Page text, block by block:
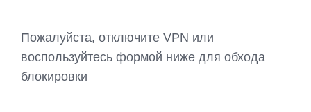
Пожалуйста, отключите VPN или
воспользуйтесь формой ниже для обхода
блокировки